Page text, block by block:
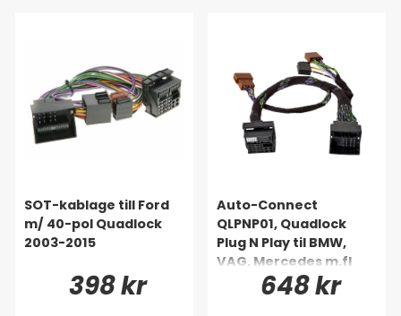
SOT-kablage till Ford
m/ 40-pol Quadlock
2003-2015
398 kr
Auto-Connect
QLPNP01, Quadlock
Plug N Play til BMW,
VAG, Mercedes m.fl
648 kr